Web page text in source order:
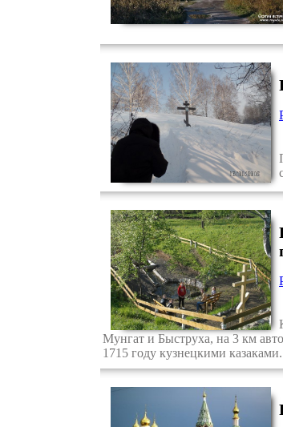
Мунгат и Быструха, на 3 км
1715 году кузнецкими казаками.